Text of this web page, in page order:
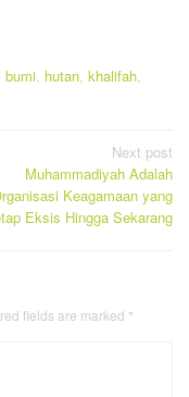
bumi hutan khalifah
Next post
Muhammadiyah Adalah
Keagamaan yang
Eksis Hingga Sekarang
fields are marked *